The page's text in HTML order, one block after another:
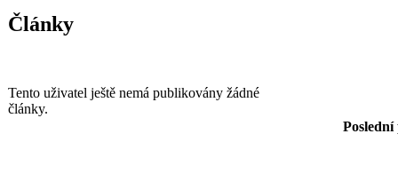
Články
Tento uživatel ještě nemá publikovány žádné
články.